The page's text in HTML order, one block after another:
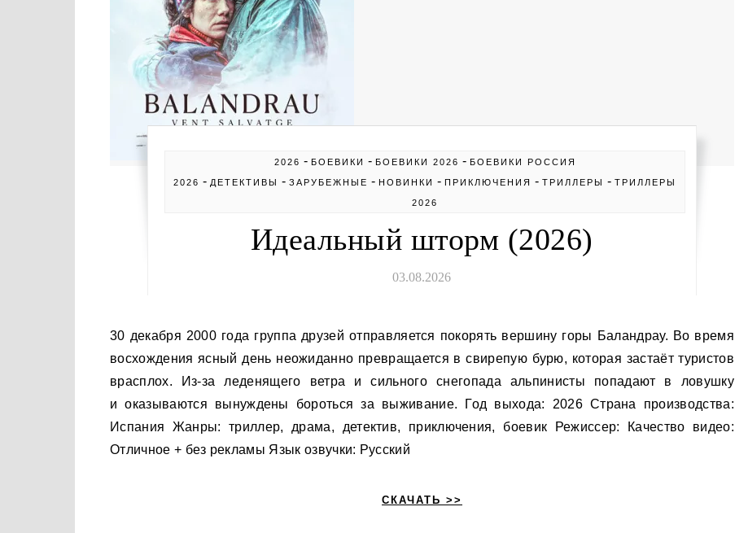
2026 - БОЕВИКИ - БОЕВИКИ 2026 - БОЕВИКИ РОССИЯ
2026 - ДЕТЕКТИВЫ -ЗАРУБЕЖНЫЕ -НОВИНКИ -ПРИКЛЮЧЕНИЯ -ТРИЛЛЕРЫ -ТРИЛЛЕРЫ
2026
Идеальный шторм (2026)
03.08.2026
30 декабря 2000 года группа друзей отправляется покорять вершину горы Баландрау. Во время
восхождения ясный день неожиданно превращается в свирепую бурю, которая застаёт туристов
врасплох. Из-за леденящего ветра и сильного снегопада альпинисты попадают в ловушку
и оказываются вынуждены бороться за выживание. Год выхода: 2026 Страна производства:
Испания Жанры: триллер, драма, детектив, приключения, боевик Режиссер: Качество видео:
Отличное + без рекламы Язык озвучки: Русский
СКАЧАТЬ >>